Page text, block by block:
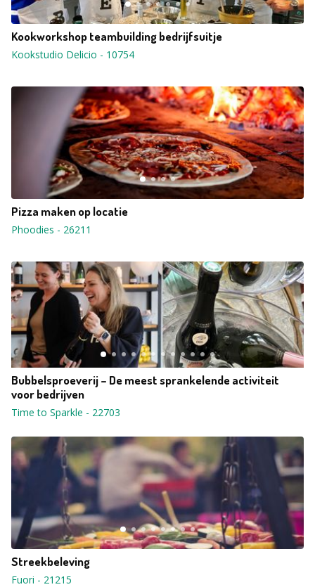
Kookworkshop teambuilding bedrijfsuitje
Kookstudio Delicio - 10754
Pizza maken op locatie
Phoodies - 26211
Bubbelsproeverij – De meest sprankelende activiteit
voor bedrijven
Time to Sparkle - 22703
Streekbeleving
Fuori - 21215